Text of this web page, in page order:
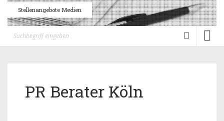
Stellenangebote Medien
PR Berater Köln